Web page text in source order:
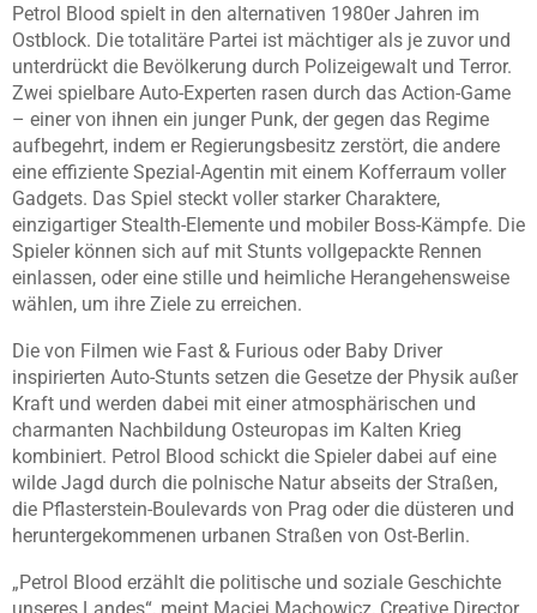
Petrol Blood spielt in den alternativen 1980er Jahren im
Ostblock. Die totalitäre Partei ist mächtiger als je zuvor und
unterdrückt die Bevölkerung durch Polizeigewalt und Terror.
Zwei spielbare Auto-Experten rasen durch das Action-Game
– einer von ihnen ein junger Punk, der gegen das Regime
aufbegehrt, indem er Regierungsbesitz zerstört, die andere
eine effiziente Spezial-Agentin mit einem Kofferraum voller
Gadgets. Das Spiel steckt voller starker Charaktere,
einzigartiger Stealth-Elemente und mobiler Boss-Kämpfe. Die
Spieler können sich auf mit Stunts vollgepackte Rennen
einlassen, oder eine stille und heimliche Herangehensweise
wählen, um ihre Ziele zu erreichen.
Die von Filmen wie Fast & Furious oder Baby Driver
inspirierten Auto-Stunts setzen die Gesetze der Physik außer
Kraft und werden dabei mit einer atmosphärischen und
charmanten Nachbildung Osteuropas im Kalten Krieg
kombiniert. Petrol Blood schickt die Spieler dabei auf eine
wilde Jagd durch die polnische Natur abseits der Straßen,
die Pflasterstein-Boulevards von Prag oder die düsteren und
heruntergekommenen urbanen Straßen von Ost-Berlin.
„Petrol Blood erzählt die politische und soziale Geschichte